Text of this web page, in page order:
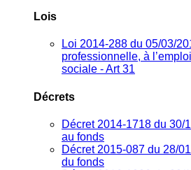
Lois
Loi 2014-288 du 05/03/
professionnelle, à
sociale - Art 31
Décrets
Décret 2014-1718 du 30/
au fonds
Décret 2015-087 du 28/
du fonds